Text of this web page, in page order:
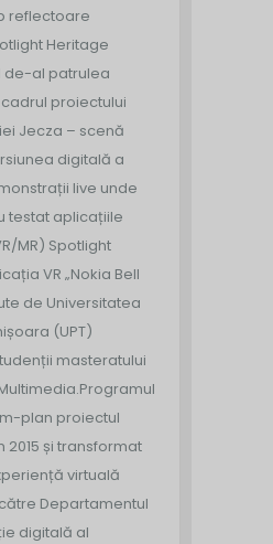
reflectoare
Heritage
de-al patrulea
proiectului
Jecza – scenă
digitală a
live unde
testat aplicațiile
MR) Spotlight
VR „Nokia Bell
de Universitatea
(UPT)
masteratului
Programul
plan proiectul
2015 și transformat
virtuală
Departamentul
digitală al